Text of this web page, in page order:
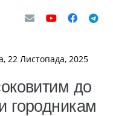
22 Листопада, 2025
до
городникам